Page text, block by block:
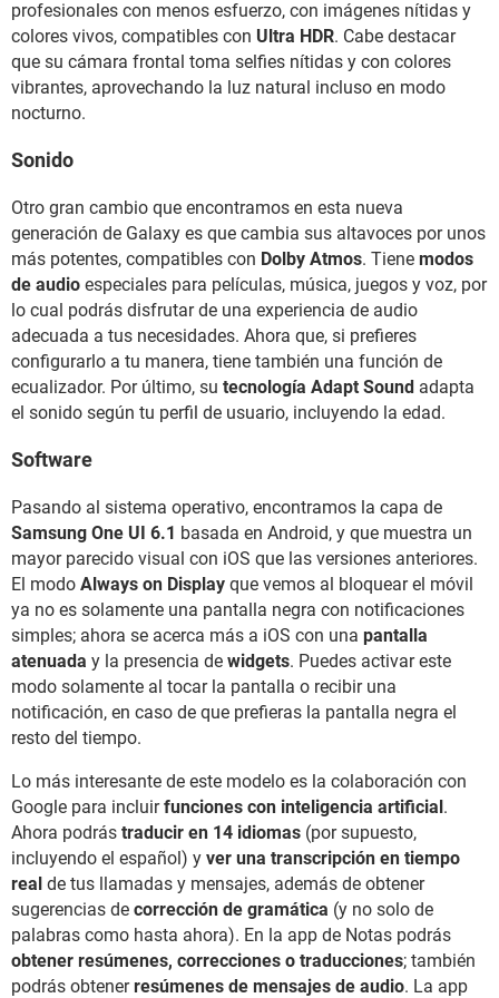
profesionales con menos esfuerzo, con imágenes nítidas y
colores vivos, compatibles con Ultra HDR. Cabe destacar
que su cámara frontal toma selfies nítidas y con colores
vibrantes, aprovechando la luz natural incluso en modo
nocturno.
Sonido
Otro gran cambio que encontramos en esta nueva
generación de Galaxy es que cambia sus altavoces por unos
más potentes, compatibles con Dolby Atmos. Tiene modos
de audio especiales para películas, música, juegos y voz, por
lo cual podrás disfrutar de una experiencia de audio
adecuada a tus necesidades. Ahora que, si prefieres
configurarlo a tu manera, tiene también una función de
ecualizador. Por último, su tecnología Adapt Sound adapta
el sonido según tu perfil de usuario, incluyendo la edad.
Software
Pasando al sistema operativo, encontramos la capa de
Samsung One UI 6.1 basada en Android, y que muestra un
mayor parecido visual con iOS que las versiones anteriores.
El modo Always on Display que vemos al bloquear el móvil
ya no es solamente una pantalla negra con notificaciones
simples; ahora se acerca más a iOS con una pantalla
atenuada y la presencia de widgets. Puedes activar este
modo solamente al tocar la pantalla o recibir una
notificación, en caso de que prefieras la pantalla negra el
resto del tiempo.
Lo más interesante de este modelo es la colaboración con
Google para incluirfunciones con inteligencia artificial.
Ahora podrás traducir en 14 idiomas (por supuesto,
incluyendo el español) y ver una transcripción en tiempo
real de tus llamadas y mensajes, además de obtener
sugerencias de corrección de gramática (y no solo de
palabras como hasta ahora). En la app de Notas podrás
obtener resúmenes, correcciones o traducciones; también
podrás obtenerresúmenes de mensajes de audio. La app